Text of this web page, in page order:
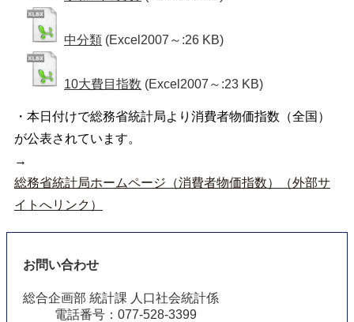
中分類 (Excel2007～:26 KB)
10大費目指数 (Excel2007～:23 KB)
・本日付けで総務省統計局より消費者物価指数（全国）
が公表されています。
→
総務省統計局ホームページ（消費者物価指数）（外部サ
イトへリンク）
お問い合わせ
総合企画部 統計課 人口社会統計係
電話番号：077-528-3399